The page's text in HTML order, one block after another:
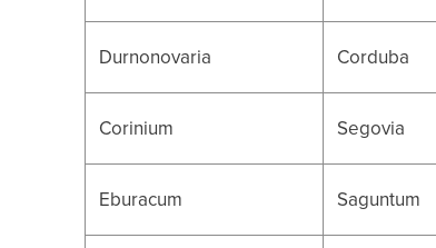
Durnonovaria Corduba
Corinium Segovia
Eburacum Saguntum